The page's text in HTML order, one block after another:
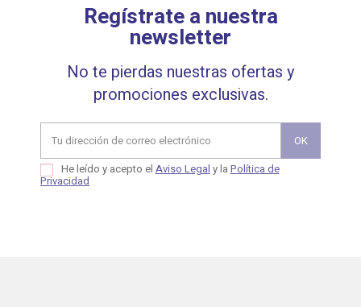
Regístrate a nuestra
newsletter
No te pierdas nuestras ofertas y
promociones exclusivas.
He leído y acepto el Aviso Legal y la Política de
Privacidad